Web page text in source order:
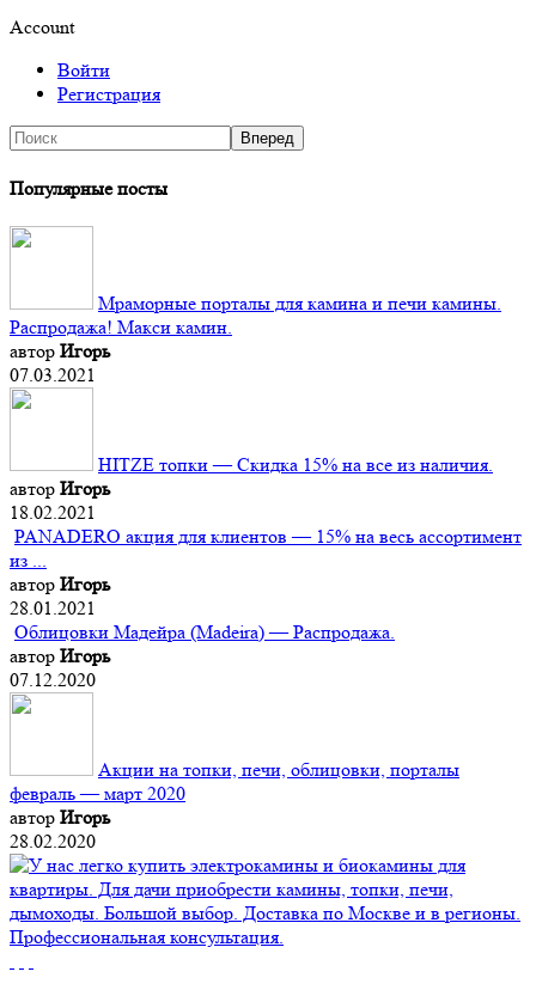
Account
Войти
Регистрация
Популярные посты
Мраморные порталы для камина и печи камины.
Распродажа! Макси камин.
автор Игорь
07.03.2021
HITZE топки — Скидка 15% на все из наличия.
автор Игорь
18.02.2021
PANADERO акция для клиентов — 15% на весь ассортимент
из ...
автор Игорь
28.01.2021
Облицовки Мадейра (Мadeira) — Распродажа.
автор Игорь
07.12.2020
Акции на топки, печи, облицовки, порталы
февраль — март 2020
автор Игорь
28.02.2020